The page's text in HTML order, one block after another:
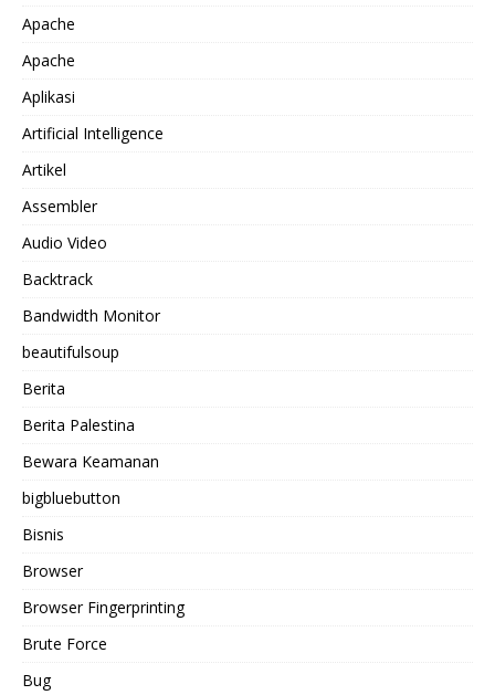
Apache
Apache
Aplikasi
Artificial Intelligence
Artikel
Assembler
Audio Video
Backtrack
Bandwidth Monitor
beautifulsoup
Berita
Berita Palestina
Bewara Keamanan
bigbluebutton
Bisnis
Browser
Browser Fingerprinting
Brute Force
Bug